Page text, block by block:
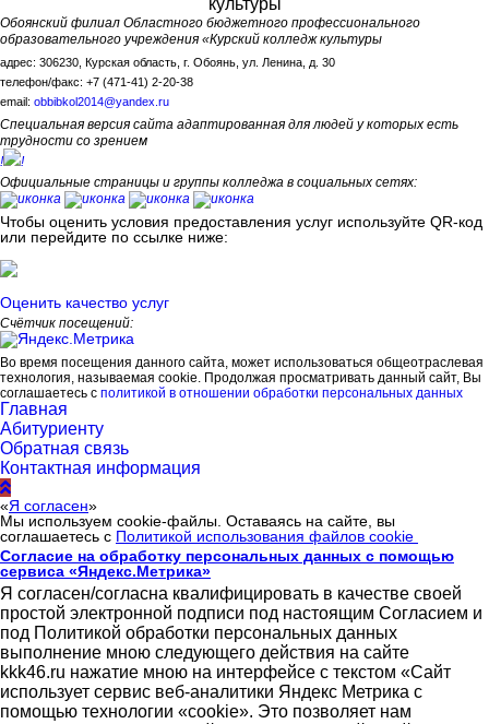
Обоянский филиал Областного бюджетного профессионального
образовательного учреждения «Курский колледж культуры
адрес: 306230, Курская область, г. Обоянь, ул. Ленина, д. 30
телефон/факс: +7 (471-41) 2-20-38
email: obbibkol2014@yandex.ru
Специальная версия сайта адаптированная для людей у которых есть
трудности со зрением
!
!
Официальные страницы и группы колледжа в социальных сетях:
Чтобы оценить условия предоставления услуг используйте QR-код
или перейдите по ссылке ниже:
Оценить качество услуг
Счётчик посещений:
Во время посещения данного сайта, может использоваться общеотраслевая
технология, называемая cookie. Продолжая просматривать данный сайт, Вы
соглашаетесь с политикой в отношении обработки персональных данных
Главная
Абитуриенту
Обратная связь
Контактная информация
«Я согласен»
Мы используем cookie-файлы. Оставаясь на сайте, вы
соглашаетесь с Политикой использования файлов cookie
Согласие на обработку персональных данных с помощью
сервиса «Яндекс.Метрика»
Я согласен/согласна квалифицировать в качестве своей
простой электронной подписи под настоящим Согласием и
под Политикой обработки персональных данных
выполнение мною следующего действия на сайте
kkk46.ru нажатие мною на интерфейсе с текстом «Сайт
использует сервис веб-аналитики Яндекс Метрика с
помощью технологии «cookie». Это позволяет нам